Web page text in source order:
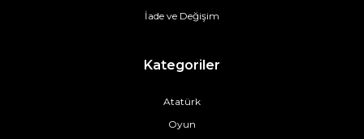
İade ve Değişim
Kategoriler
Atatürk
Oyun